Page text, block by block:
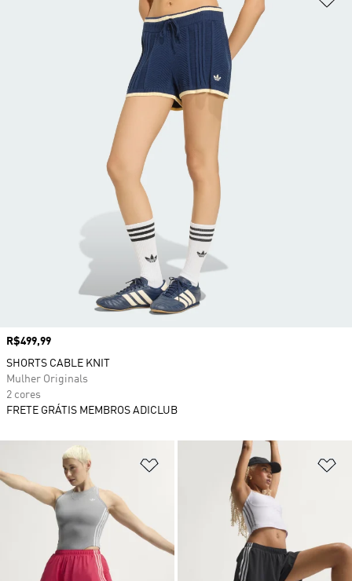
Adicionar à Lista de Desejos
Preço
R$499,99
SHORTS CABLE KNIT
Mulher Originals
2 cores
FRETE GRÁTIS MEMBROS ADICLUB